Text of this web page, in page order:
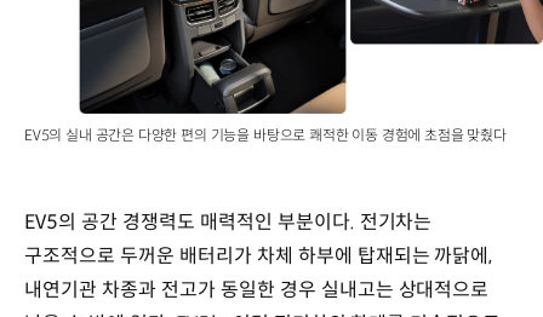
EV5의 실내 공간은 다양한 편의 기능을 바탕으로 쾌적한 이동 경험에 초점을 맞췄다
EV5의 공간 경쟁력도 매력적인 부분이다. 전기차는
구조적으로 두꺼운 배터리가 차체 하부에 탑재되는 까닭에,
내연기관 차종과 전고가 동일한 경우 실내고는 상대적으로